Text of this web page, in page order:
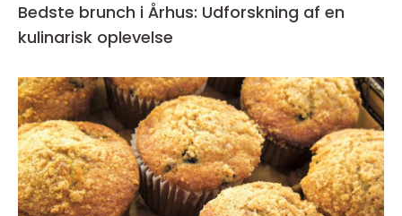
Bedste brunch i Århus: Udforskning af en
kulinarisk oplevelse